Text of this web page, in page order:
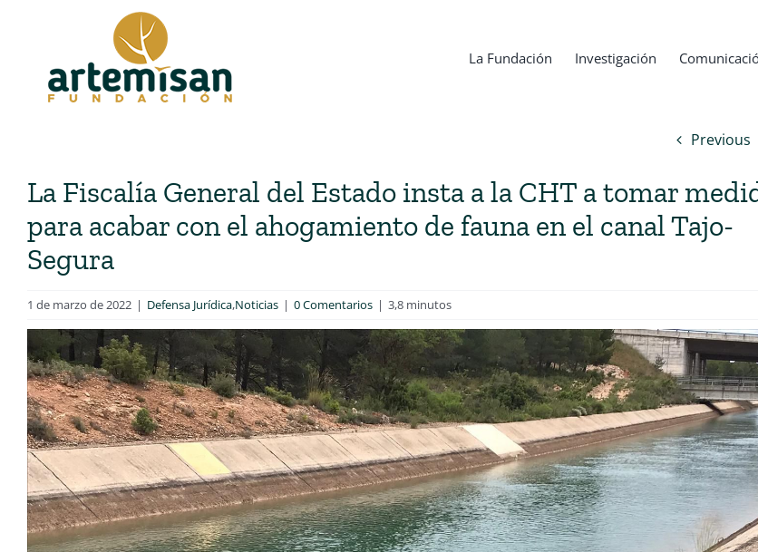
contenido
La Fundación Investigación
Previous
La Fiscalía General del Estado insta a la CHT a tomar
para acabar con el ahogamiento de fauna en el canal Tajo-
Segura
1 de marzo de 2022 | Defensa Jurídica,Noticias | 0 Comentarios | 3,8 minutos